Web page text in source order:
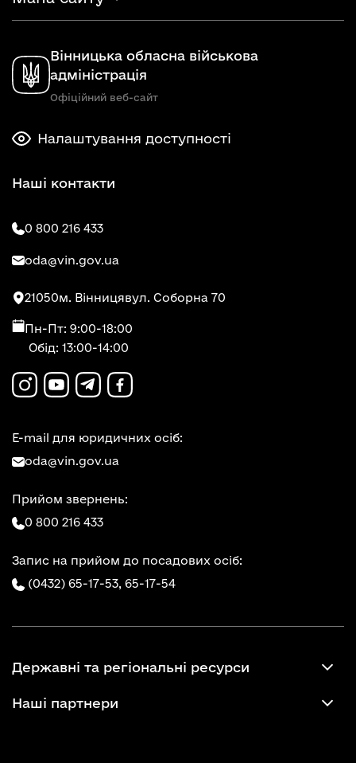
Вінницька обласна військова
адміністрація
Офіційний веб-сайт
Налаштування доступності
Наші контакти
0 800 216 433
oda@vin.gov.ua
21050м. Вінницявул. Соборна 70
Пн-Пт: 9:00-18:00
Обід: 13:00-14:00
E-mail для юридичних осіб:
oda@vin.gov.ua
Прийом звернень:
0 800 216 433
Запис на прийом до посадових осіб:
(0432) 65-17-53, 65-17-54
Державні та регіональні ресурси
Наші партнери